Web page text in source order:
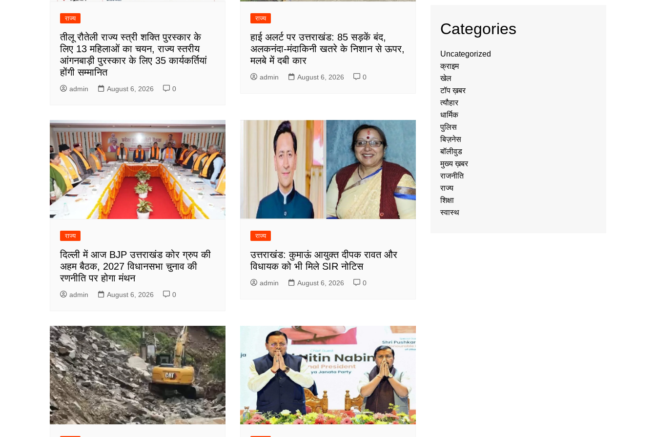
राज्य
तीलू रौतेली राज्य स्त्री शक्ति पुरस्कार के
लिए 13 महिलाओं का चयन, राज्य स्तरीय
आंगनबाड़ी पुरस्कार के लिए 35 कार्यकर्तियां
होंगी सम्मानित
admin August 6, 2026 0
राज्य
हाई अलर्ट पर उत्तराखंड: 85 सड़कें बंद,
अलकनंदा-मंदाकिनी खतरे के निशान से ऊपर,
मलबे में दबी कार
admin August 6, 2026 0
राज्य
दिल्ली में आज BJP उत्तराखंड कोर ग्रुप की
अहम बैठक, 2027 विधानसभा चुनाव की
रणनीति पर होगा मंथन
admin August 6, 2026 0
राज्य
उत्तराखंड: कुमाऊं आयुक्त दीपक रावत और
विधायक को भी मिले SIR नोटिस
admin August 6, 2026 0
Categories
Uncategorized
क्राइम
खेल
टॉप ख़बर
त्यौहार
धार्मिक
पुलिस
बिज़नेस
बॉलीवुड
मुख्य ख़बर
राजनीति
राज्य
शिक्षा
स्वास्थ